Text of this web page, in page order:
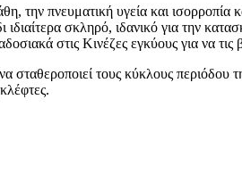
την πνευματική υγεία και ισορροπία
σκληρό, ιδανικό για την
στις Κινέζες εγκύους για να
σταθεροποιεί τους κύκλους